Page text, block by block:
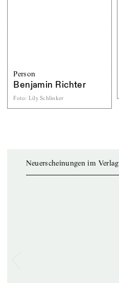
Person
Benjamin Richter
Foto: Lily Schlinker
Neuerscheinungen im Verlag